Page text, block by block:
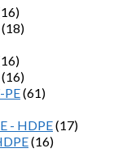
(18)
(16)
PE(61)
- HDPE(17)
(16)